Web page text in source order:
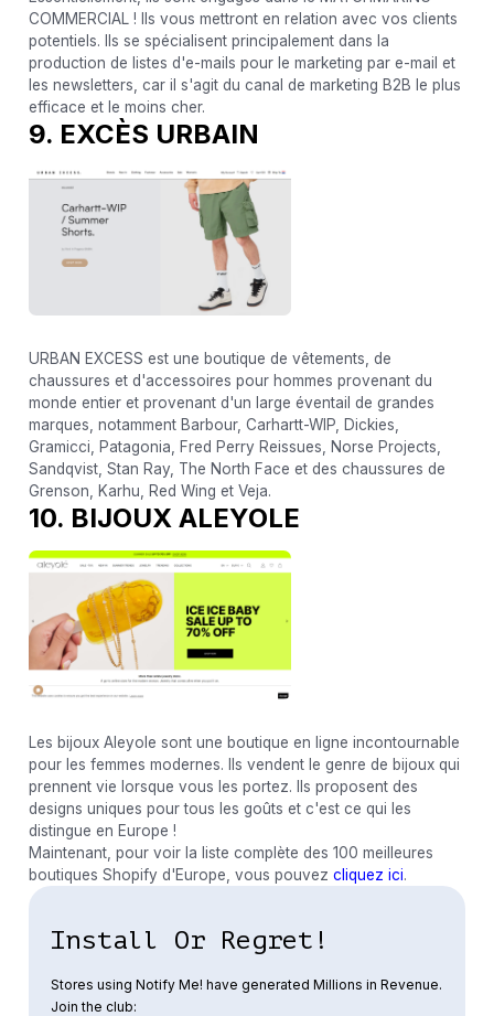
COMMERCIAL ! Ils vous mettront en relation avec vos clients
potentiels. Ils se spécialisent principalement dans la
production de listes d'e-mails pour le marketing par e-mail et
les newsletters, car il s'agit du canal de marketing B2B le plus
efficace et le moins cher.
9. EXCÈS URBAIN
URBAN EXCESS est une boutique de vêtements, de
chaussures et d'accessoires pour hommes provenant du
monde entier et provenant d'un large éventail de grandes
marques, notamment Barbour, Carhartt-WIP, Dickies,
Gramicci, Patagonia, Fred Perry Reissues, Norse Projects,
Sandqvist, Stan Ray, The North Face et des chaussures de
Grenson, Karhu, Red Wing et Veja.
10. BIJOUX ALEYOLE
Les bijoux Aleyole sont une boutique en ligne incontournable
pour les femmes modernes. Ils vendent le genre de bijoux qui
prennent vie lorsque vous les portez. Ils proposent des
designs uniques pour tous les goûts et c'est ce qui les
distingue en Europe !
Maintenant, pour voir la liste complète des 100 meilleures
boutiques Shopify d'Europe, vous pouvez cliquez ici.
Install Or Regret!
Stores using Notify Me! have generated Millions in Revenue.
Join the club: